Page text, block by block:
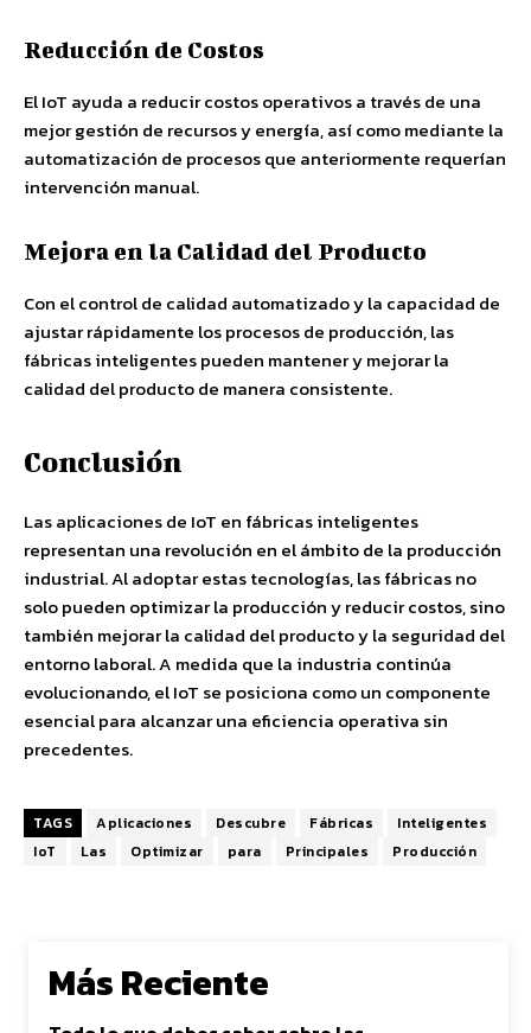
Reducción de Costos
El IoT ayuda a reducir costos operativos a través de una
mejor gestión de recursos y energía, así como mediante la
automatización de procesos que anteriormente requerían
intervención manual.
Mejora en la Calidad del Producto
Con el control de calidad automatizado y la capacidad de
ajustar rápidamente los procesos de producción, las
fábricas inteligentes pueden mantener y mejorar la
calidad del producto de manera consistente.
Conclusión
Las aplicaciones de IoT en fábricas inteligentes
representan una revolución en el ámbito de la producción
industrial. Al adoptar estas tecnologías, las fábricas no
solo pueden optimizar la producción y reducir costos, sino
también mejorar la calidad del producto y la seguridad del
entorno laboral. A medida que la industria continúa
evolucionando, el IoT se posiciona como un componente
esencial para alcanzar una eficiencia operativa sin
precedentes.
TAGS Aplicaciones Descubre Fábricas
Inteligentes
IoT
Las Optimizar para Principales Producción
Más Reciente